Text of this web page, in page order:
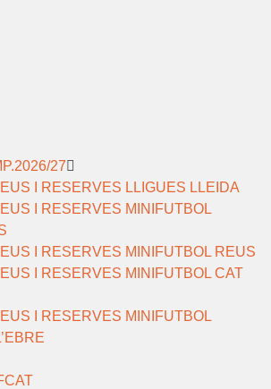
27
I RESERVES LLIGUES LLEIDA
I RESERVES MINIFUTBOL
I RESERVES MINIFUTBOL REUS
I RESERVES MINIFUTBOL CAT
I RESERVES MINIFUTBOL